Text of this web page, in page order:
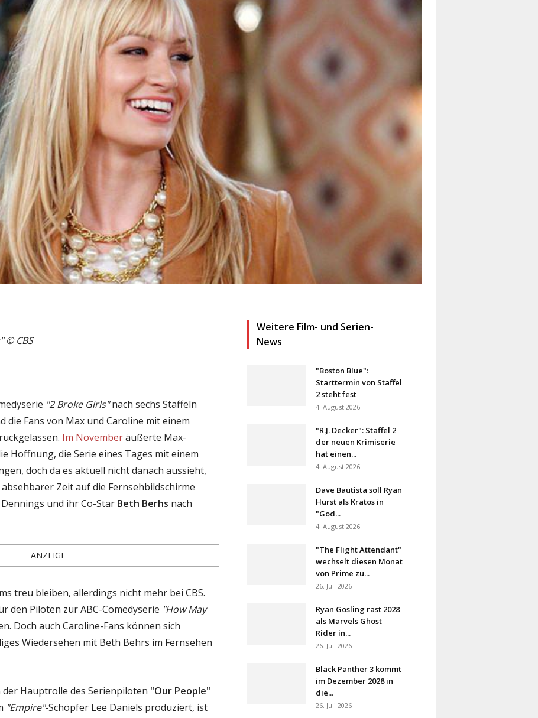
© CBS
"2 Broke Girls"nach sechs Staffeln
die Fans von Max und Caroline mit einem
Im Novemberäußerte Max-
Hoffnung, die Serie eines Tages mit einem
doch da es aktuell nicht danach aussieht,
Zeit auf die Fernsehbildschirme
und ihr Co-Star Beth Berhs nach
ANZEIGE
treu bleiben, allerdings nicht mehr bei CBS.
den Piloten zur ABC-Comedyserie "How May
Doch auch Caroline-Fans können sich
Wiedersehen mit Beth Behrs im Fernsehen
Hauptrolle des Serienpiloten "Our People"
"Empire"-Schöpfer Lee Daniels produziert, ist
Weitere Film- und Serien-
News
"Boston Blue":
Starttermin von Staffel
2 steht fest
4. August 2026
"R.J. Decker": Staffel 2
der neuen Krimiserie
hat einen...
4. August 2026
Dave Bautista soll Ryan
Hurst als Kratos in
"God...
4. August 2026
"The Flight Attendant"
wechselt diesen Monat
von Prime zu...
26. Juli 2026
Ryan Gosling rast 2028
als Marvels Ghost
Rider in...
26. Juli 2026
Black Panther 3 kommt
im Dezember 2028 in
die...
26. Juli 2026